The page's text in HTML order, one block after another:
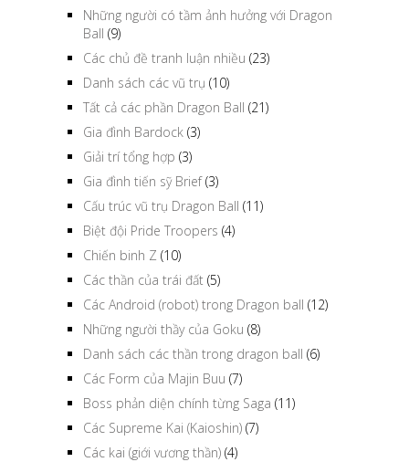
Những người có tầm ảnh hưởng với Dragon
Ball (9)
Các chủ đề tranh luận nhiều (23)
Danh sách các vũ trụ (10)
Tất cả các phần Dragon Ball (21)
Gia đình Bardock (3)
Giải trí tổng hợp (3)
Gia đình tiến sỹ Brief(3)
Cấu trúc vũ trụ Dragon Ball (11)
Biệt đội Pride Troopers (4)
Chiến binh Z (10)
Các thần của trái đất (5)
Các Android (robot) trong Dragon ball (12)
Những người thầy của Goku (8)
Danh sách các thần trong dragon ball (6)
Các Form của Majin Buu (7)
Boss phản diện chính từng Saga (11)
Các Supreme Kai (Kaioshin) (7)
Các kai (giới vương thần) (4)